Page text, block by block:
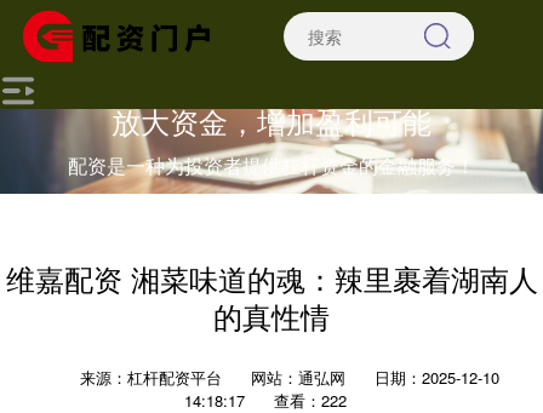
放大资金，增加盈利可能
配资是一种为投资者提供杠杆资金的金融服务！
维嘉配资 湘菜味道的魂：辣里裹着湖南人
的真性情
来源：杠杆配资平台 网站：通弘网
日期：2025-12-10
14:18:17
查看：222